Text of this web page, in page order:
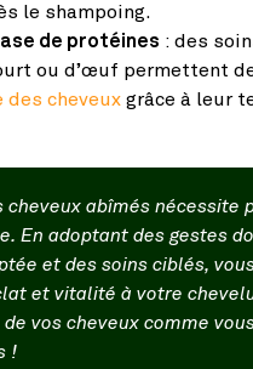
le shampoing.
de protéines : des
ou d’œuf permettent
cheveux grâce à leur
cheveux abîmés nécessite
En adoptant des gestes
et des soins ciblés,
et vitalité à votre
vos cheveux comme
!